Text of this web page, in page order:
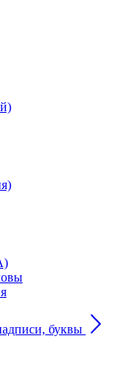
буквы